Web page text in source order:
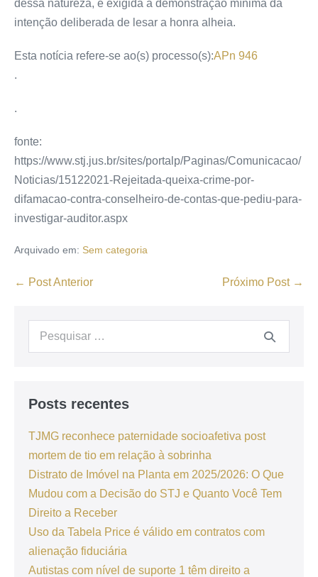
dessa natureza, é exigida a demonstração mínima da
intenção deliberada de lesar a honra alheia.
Esta notícia refere-se ao(s) processo(s):APn 946
.
.
fonte:
https://www.stj.jus.br/sites/portalp/Paginas/Comunicacao/
Noticias/15122021-Rejeitada-queixa-crime-por-
difamacao-contra-conselheiro-de-contas-que-pediu-para-
investigar-auditor.aspx
Arquivado em: Sem categoria
← Post Anterior Próximo Post →
Posts recentes
TJMG reconhece paternidade socioafetiva post
mortem de tio em relação à sobrinha
Distrato de Imóvel na Planta em 2025/2026: O Que
Mudou com a Decisão do STJ e Quanto Você Tem
Direito a Receber
Uso da Tabela Price é válido em contratos com
alienação fiduciária
Autistas com nível de suporte 1 têm direito a